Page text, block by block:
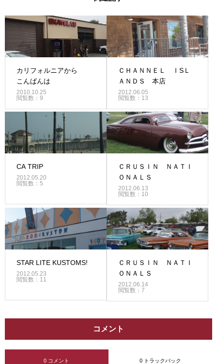
カリフォルニアから
こんばんは
2010.10.25
閲覧数：9
ＣＨＡＮＮＥＬ ＩSＬ
ＡＮＤＳ 本店
2012.06.05
閲覧数：13
CA TRIP
2012.05.20
閲覧数：5
ＣＲＵＳＩＮ ＮＡＴＩ
ＯＮＡＬＳ
2012.06.13
閲覧数：10
STAR LITE KUSTOMS!
2012.05.23
閲覧数：11
ＣＲＵＳＩＮ ＮＡＴＩ
ＯＮＡＬＳ
2012.06.14
閲覧数：7
コメント
0 コメント 0 トラックバック